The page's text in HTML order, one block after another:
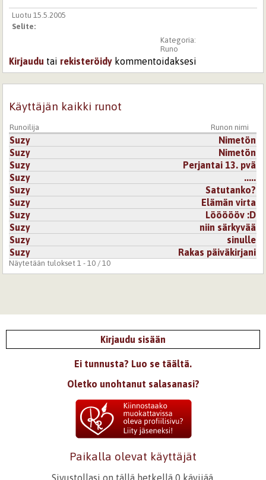
Luotu 15.5.2005
Selite:
Kategoria:
Runo
Kirjaudu tai rekisteröidy kommentoidaksesi
Käyttäjän kaikki runot
Runoilija Runon nimi
Suzy
Nimetön
Suzy
Nimetön
Suzy
Perjantai 13. pvä
Suzy
.....
Suzy
Satutanko?
Suzy
Elämän virta
Suzy
Löööööv :D
Suzy
niin särkyvää
Suzy
sinulle
Suzy
Rakas päiväkirjani
Näytetään tulokset 1 - 10 / 10
Kirjaudu sisään
Ei tunnusta? Luo se täältä.
Oletko unohtanut salasanasi?
Paikalla olevat käyttäjät
Sivustollasi on tällä hetkellä 0 kävijää.